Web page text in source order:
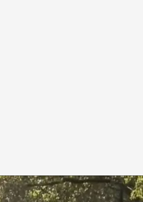
.IMAGEN: Jacobo Rodríguez / Alberto Toja